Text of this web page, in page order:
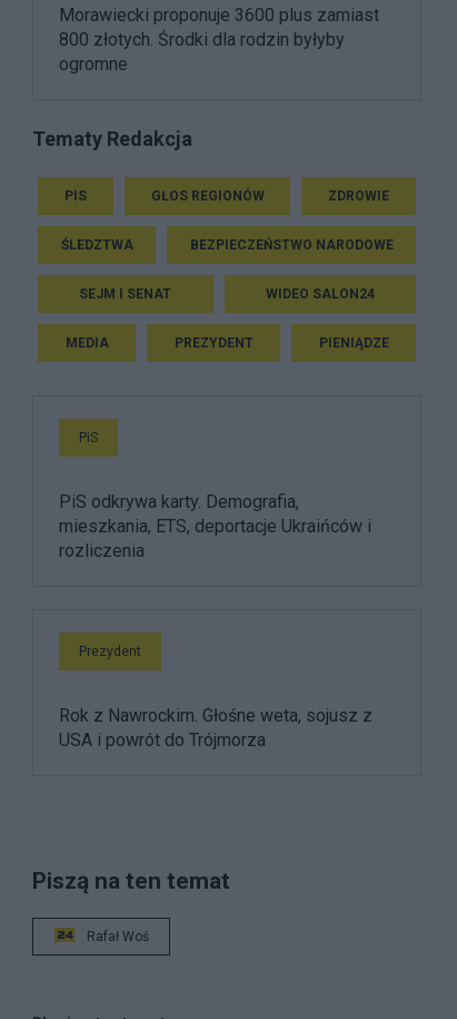
Morawiecki proponuje 3600 plus zamiast
800 złotych. Środki dla rodzin byłyby
ogromne
Tematy Redakcja
PIS GŁOS REGIONÓW ZDROWIE
ŚLEDZTWA BEZPIECZEŃSTWO NARODOWE
SEJM I SENAT WIDEO SALON24
MEDIA PREZYDENT PIENIĄDZE
PiS
PiS odkrywa karty. Demografia,
mieszkania, ETS, deportacje Ukraińców i
rozliczenia
Prezydent
Rok z Nawrockim. Głośne weta, sojusz z
USA i powrót do Trójmorza
Piszą na ten temat
Rafał Woś